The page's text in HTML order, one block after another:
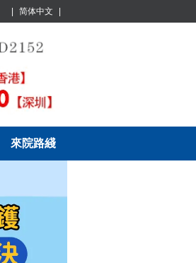
简体中文
來院路綫